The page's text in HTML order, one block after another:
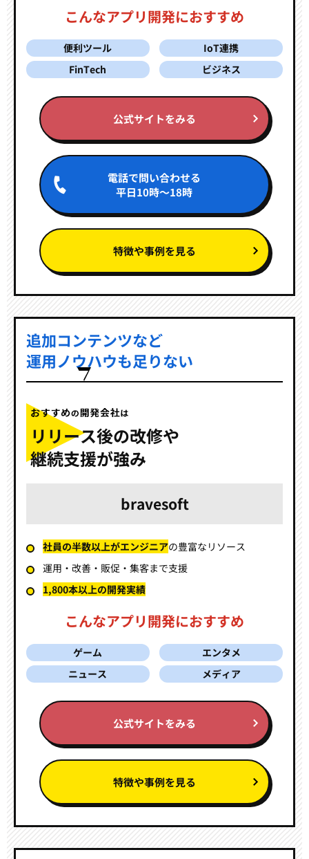
こんなアプリ開発におすすめ
便利ツール
IoT連携
FinTech
ビジネス
公式サイトをみる
電話で問い合わせる
平日10時～18時
特徴や事例を見る
追加コンテンツなど
運用ノウハウも足りない
リリース後の改修や
継続支援が強み
bravesoft
社員の半数以上がエンジニアの豊富なリソース
運用・改善・販促・集客まで支援
1,800本以上の開発実績
こんなアプリ開発におすすめ
ゲーム
エンタメ
ニュース
メディア
公式サイトをみる
特徴や事例を見る